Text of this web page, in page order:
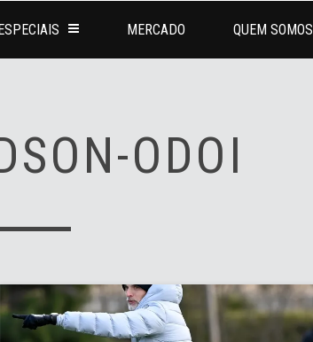
MERCADO QUEM SOMOS
ODOI